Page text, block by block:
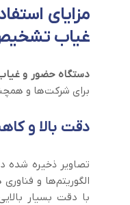
مزایای
غیاب
دستگاه حضور و
برای شرکت‌ها و
دقت بالا و
تصاویر ذخیره شده
الگوریتم‌ها و
با دقت بسیار